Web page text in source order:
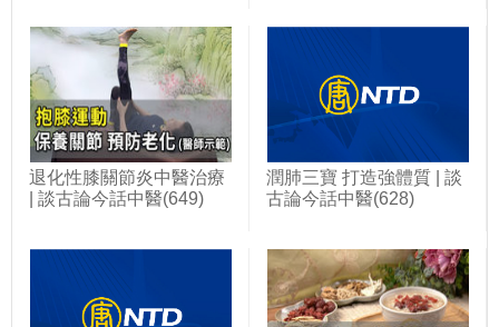
退化性膝關節炎中醫治療
| 談古論今話中醫(649)
潤肺三寶 打造強體質 | 談
古論今話中醫(628)